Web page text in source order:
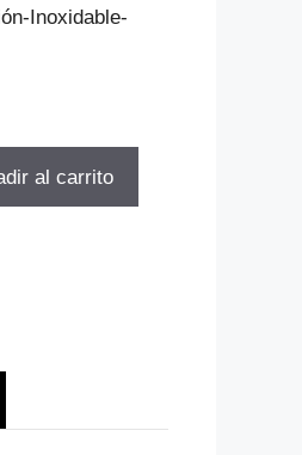
Inoxidable-
al carrito